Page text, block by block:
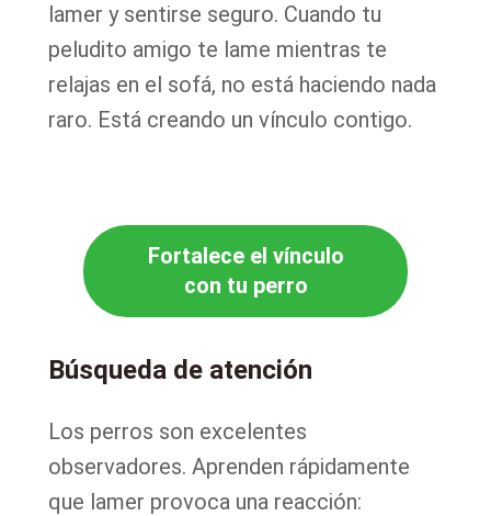
lamer y sentirse seguro. Cuando tu
peludito amigo te lame mientras te
relajas en el sofá, no está haciendo nada
raro. Está creando un vínculo contigo.
Fortalece el vínculo
con tu perro
Búsqueda de atención
Los perros son excelentes
observadores. Aprenden rápidamente
que lamer provoca una reacción: